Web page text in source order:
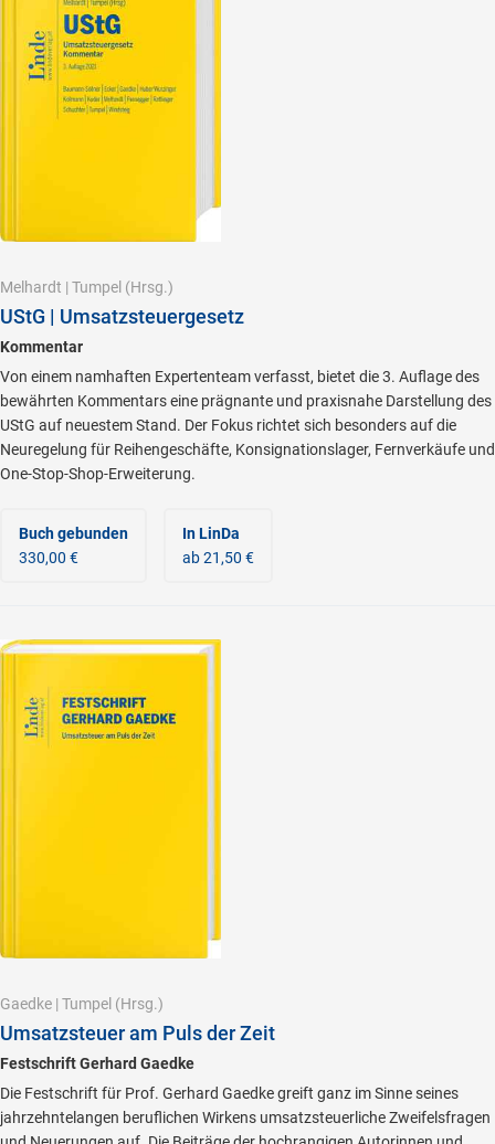
Melhardt | Tumpel (Hrsg.)
UStG | Umsatzsteuergesetz
Kommentar
Von einem namhaften Expertenteam verfasst, bietet die 3. Auflage des
bewährten Kommentars eine prägnante und praxisnahe Darstellung des
UStG auf neuestem Stand. Der Fokus richtet sich besonders auf die
Neuregelung für Reihengeschäfte, Konsignationslager, Fernverkäufe und
One-Stop-Shop-Erweiterung.
Buch gebunden
330,00 €
In LinDa
ab 21,50 €
Gaedke | Tumpel (Hrsg.)
Umsatzsteuer am Puls der Zeit
Festschrift Gerhard Gaedke
Die Festschrift für Prof. Gerhard Gaedke greift ganz im Sinne seines
jahrzehntelangen beruflichen Wirkens umsatzsteuerliche Zweifelsfragen